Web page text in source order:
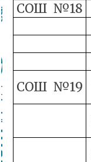
СОШ №18
СОШ №19